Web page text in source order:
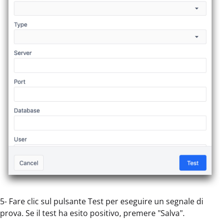
5- Fare clic sul pulsante Test per eseguire un segnale di
prova. Se il test ha esito positivo, premere "Salva".